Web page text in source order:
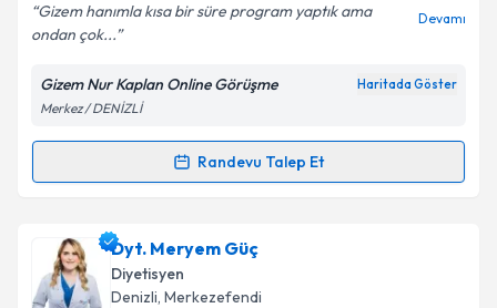
Kişisel verilerimin işlenmesine ilişkin
Aydınlatma
Metni
kapsamda işlenmesini kabul ediyorum.
Gizem hanımla kısa bir süre program yaptık ama
ondan çok...
Devamı
Gizem Nur Kaplan Online Görüşme Haritada Göster
Merkez / DENİZLİ
Randevu Talep Et
Randevu Takvimi Talebi
Dyt. Gizem Nur Kaplaniçin randevu takvimi talebi
oluşturun. Size bu uzmandan randevu almanız için bir
takvim hazırlandığında e-posta ile bilgilendireceğiz.
Dyt. Meryem Güç
Diyetisyen
Denizli, Merkezefendi